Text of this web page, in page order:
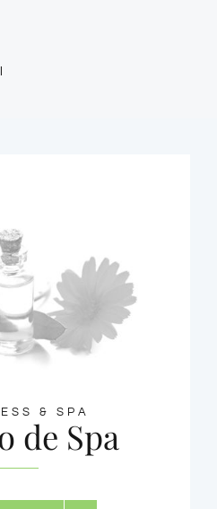
& SPA
de Spa